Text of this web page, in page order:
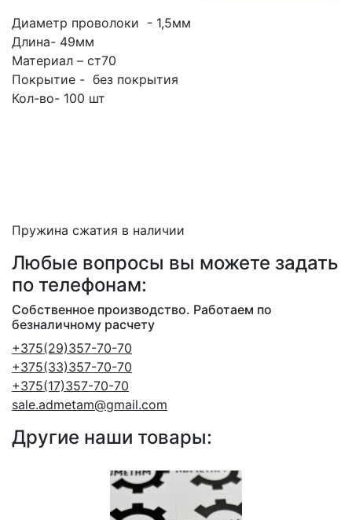
Диаметр проволоки - 1,5мм
Длина- 49мм
Материал – ст70
Покрытие - без покрытия
Кол-во- 100 шт
Пружина сжатия в наличии
Любые вопросы вы можете задать
по телефонам:
Собственное производство. Работаем по
безналичному расчету
+375(29)357-70-70
+375(33)357-70-70
+375(17)357-70-70
sale.admetam@gmail.com
Другие наши товары: